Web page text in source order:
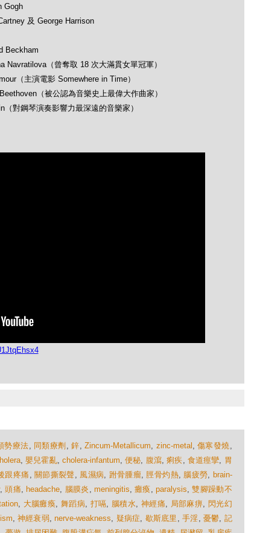
Gogh
及 George Harrison
Beckham
Navratilova（曾奪取 18 次大滿貫女單冠軍）
（主演電影 Somewhere in Time）
（被公認為音樂史上最偉大作曲家）
對鋼琴演奏影響力最深遠的音樂家）
勢療法, 同類療劑 ,鋅,Zincum-Metallicum, zinc-metal , 傷寒發燒,
, 嬰兒霍亂, cholera-infantum,便秘, 腹瀉,痢疾, 食道痙攣, 胃
跟疼痛, 關節撕裂聲, 風濕病, 跗骨腫瘤, 脛骨灼熱, 腦疲勞, brain-
,頭痛, headache, 腦膜炎 , meningitis,癱瘓,paralysis,雙腳躁動不
, 大腦癱瘓, 舞蹈病, 打嗝, 腦積水, 神經痛, 局部麻痹, 閃光幻
, 神經衰弱,nerve-weakness, 疑病症, 歇斯底里 ,手淫, 憂鬱, 記